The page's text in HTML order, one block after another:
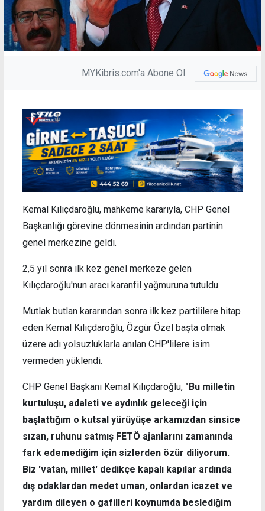
MYKibris.com'a Abone Ol
Kemal Kılıçdaroğlu, mahkeme kararıyla, CHP Genel
Başkanlığı görevine dönmesinin ardından partinin
genel merkezine geldi.
2,5 yıl sonra ilk kez genel merkeze gelen
Kılıçdaroğlu'nun aracı karanfil yağmuruna tutuldu.
Mutlak butlan kararından sonra ilk kez partililere hitap
eden Kemal Kılıçdaroğlu, Özgür Özel başta olmak
üzere adı yolsuzluklarla anılan CHP'lilere isim
vermeden yüklendi.
CHP Genel Başkanı Kemal Kılıçdaroğlu, "Bu milletin
kurtuluşu, adaleti ve aydınlık geleceği için
başlattığım o kutsal yürüyüşe arkamızdan sinsice
sızan, ruhunu satmış FETÖ ajanlarını zamanında
fark edemediğim için sizlerden özür diliyorum.
Biz 'vatan, millet' dedikçe kapalı kapılar ardında
dış odaklardan medet uman, onlardan icazet ve
yardım dileyen o gafilleri koynumda beslediğim